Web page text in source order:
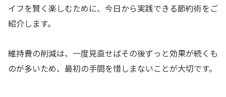
イフを賢く楽しむために、今日から実践できる節約術をご
紹介します。
維持費の削減は、一度見直せばその後ずっと効果が続くも
のが多いため、最初の手間を惜しまないことが大切です。